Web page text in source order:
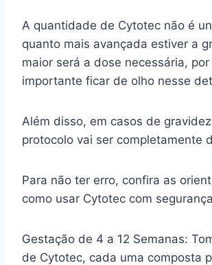
A quantidade de Cytotec não é
quanto mais avançada estiver a
maior será a dose necessária, por
importante ficar de olho nesse
Além disso, em casos de
protocolo vai ser completamente
Para não ter erro, confira as
como usar Cytotec com
Gestação de 4 a 12 Semanas:
de Cytotec, cada uma composta